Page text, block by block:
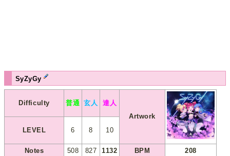
SyZyGy
Difficulty 普通 玄人
達人
Artwork
LEVEL
6 8 10
Notes 508 827 1132 BPM
208